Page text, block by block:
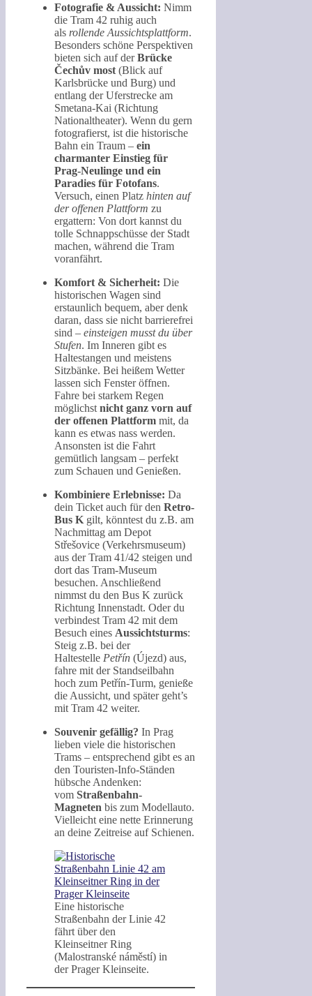
Fotografie & Aussicht: Nimm
die Tram 42 ruhig auch
als rollende Aussichtsplattform.
Besonders schöne Perspektiven
bieten sich auf derBrücke
Čechův most (Blick auf
Karlsbrücke und Burg) und
entlang der Uferstrecke am
Smetana-Kai (Richtung
Nationaltheater). Wenn du gern
fotografierst, ist die historische
Bahn ein Traum – ein
charmanter Einstieg für
Prag-Neulinge und ein
Paradies für Fotofans.
Versuch, einen Platz hinten auf
der offenen Plattform zu
ergattern: Von dort kannst du
tolle Schnappschüsse der Stadt
machen, während die Tram
voranfährt.
Komfort & Sicherheit: Die
historischen Wagen sind
erstaunlich bequem, aber denk
daran, dass sie nicht barrierefrei
sind – einsteigen musst du über
Stufen. Im Inneren gibt es
Haltestangen und meistens
Sitzbänke. Bei heißem Wetter
lassen sich Fenster öffnen.
Fahre bei starkem Regen
möglichst nicht ganz vorn auf
der offenen Plattform mit, da
kann es etwas nass werden.
Ansonsten ist die Fahrt
gemütlich langsam – perfekt
zum Schauen und Genießen.
Kombiniere Erlebnisse: Da
dein Ticket auch für den Retro-
Bus K gilt, könntest du z.B. am
Nachmittag am Depot
Střešovice (Verkehrsmuseum)
aus der Tram 41/42 steigen und
dort das Tram-Museum
besuchen. Anschließend
nimmst du den Bus K zurück
Richtung Innenstadt. Oder du
verbindest Tram 42 mit dem
Besuch eines Aussichtsturms:
Steig z.B. bei der
Haltestelle Petřín (Újezd) aus,
fahre mit der Standseilbahn
hoch zum Petřín-Turm, genieße
die Aussicht, und später geht’s
mit Tram 42 weiter.
Souvenir gefällig? In Prag
lieben viele die historischen
Trams – entsprechend gibt es an
den Touristen-Info-Ständen
hübsche Andenken:
vom Straßenbahn-
Magneten bis zum Modellauto.
Vielleicht eine nette Erinnerung
an deine Zeitreise auf Schienen.
Eine historische
Straßenbahn der Linie 42
fährt über den
Kleinseitner Ring
(Malostranské náměstí) in
der Prager Kleinseite.